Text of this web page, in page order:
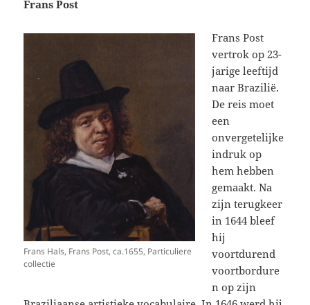
Frans Post
Frans Hals, Frans Post, ca.1655, Particuliere
collectie
Frans Post
vertrok op 23-
jarige leeftijd
naar Brazilië.
De reis moet
een
onvergetelijke
indruk op
hem hebben
gemaakt. Na
zijn terugkeer
in 1644 bleef
hij
voortdurend
voortbordure
n op zijn